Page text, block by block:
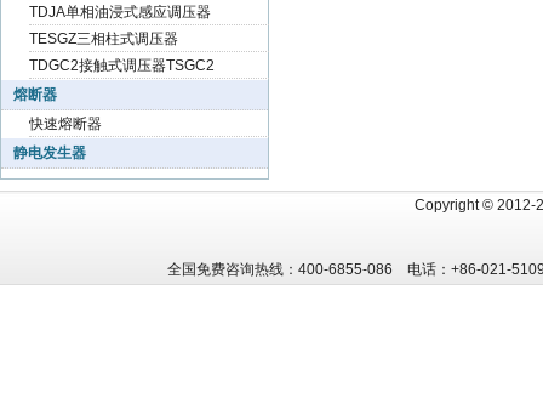
TDJA单相油浸式感应调压器
TESGZ三相柱式调压器
TDGC2接触式调压器TSGC2
熔断器
快速熔断器
静电发生器
Copyright© 2012-
全国免费咨询热线：400-6855-086 电话：+86-021-